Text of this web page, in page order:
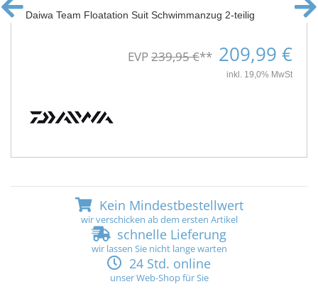
Daiwa Team Floatation Suit Schwimmanzug 2-teilig
EVP239,95 €** 209,99 €
inkl. 19,0% MwSt
Kein Mindestbestellwert
wir verschicken ab dem ersten Artikel
schnelle Lieferung
wir lassen Sie nicht lange warten
24 Std. online
unser Web-Shop für Sie